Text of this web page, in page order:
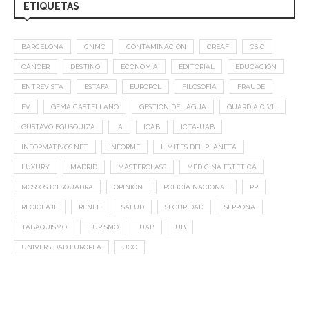
ETIQUETAS
BARCELONA CNMC CONTAMINACIÓN CREAF CSIC
CÁNCER DESTINO ECONOMÍA EDITORIAL EDUCACIÓN
ENTREVISTA ESTAFA EUROPOL FILOSOFÍA FRAUDE
FV GEMA CASTELLANO GESTION DEL AGUA GUARDIA CIVIL
GUSTAVO EGUSQUIZA IA ICAB ICTA-UAB
INFORMATIVOS.NET INFORME LIMITES DEL PLANETA
LUXURY MADRID MASTERCLASS MEDICINA ESTÉTICA
MOSSOS D'ESQUADRA OPINIÓN POLICÍA NACIONAL PP
RECICLAJE RENFE SALUD SEGURIDAD SEPRONA
TABAQUISMO TURISMO UAB UB
UNIVERSIDAD EUROPEA UOC